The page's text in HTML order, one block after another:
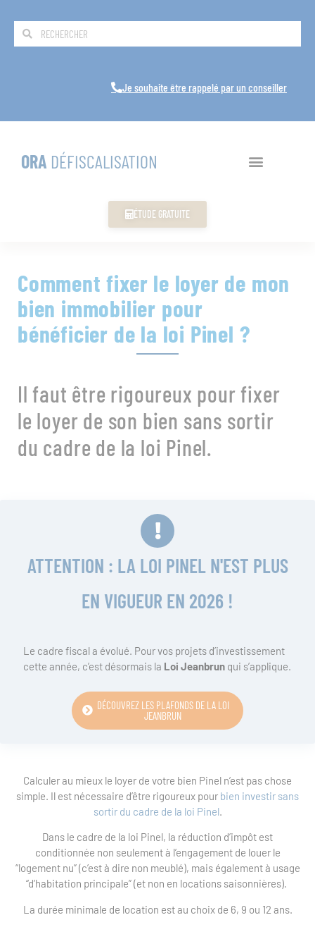
Je souhaite être rappelé par un conseiller
ORA DÉFISCALISATION
ÉTUDE GRATUITE
Comment fixer le loyer de mon
bien immobilier pour
bénéficier de la loi Pinel ?
Il faut être rigoureux pour fixer
le loyer de son bien sans sortir
du cadre de la loi Pinel.
ATTENTION : LA LOI PINEL N'EST PLUS
EN VIGUEUR EN 2026 !
Le cadre fiscal a évolué. Pour vos projets d’investissement
cette année, c’est désormais la Loi Jeanbrun qui s’applique.
DÉCOUVREZ LES PLAFONDS DE LA LOI
JEANBRUN
Calculer au mieux le loyer de votre bien Pinel n’est pas chose
simple. Il est nécessaire d’être rigoureux pour bien investir sans
sortir du cadre de la loi Pinel.
Dans le cadre de la loi Pinel, la réduction d’impôt est
conditionnée non seulement à l’engagement de louer le
“logement nu” (c’est à dire non meublé), mais également à usage
“d’habitation principale” (et non en locations saisonnières).
La durée minimale de location est au choix de 6, 9 ou 12 ans.